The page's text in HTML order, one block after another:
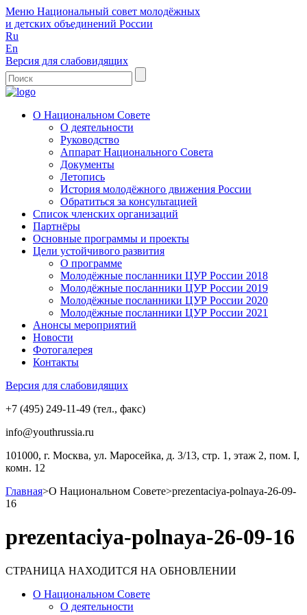
Меню Национальный совет молодёжных
и детских объединений России
Ru
En
Версия для слабовидящих
О Национальном Совете
О деятельности
Руководство
Аппарат Национального Совета
Документы
Летопись
История молодёжного движения России
Обратиться за консультацией
Список членских организаций
Партнёры
Основные программы и проекты
Цели устойчивого развития
О программе
Молодёжные посланники ЦУР России 2018
Молодёжные посланники ЦУР России 2019
Молодёжные посланники ЦУР России 2020
Молодёжные посланники ЦУР России 2021
Анонсы мероприятий
Новости
Фотогалерея
Контакты
Версия для слабовидящих
+7 (495) 249-11-49 (тел., факс)
info@youthrussia.ru
101000, г. Москва, ул. Маросейка, д. 3/13, стр. 1, этаж 2, пом. I,
комн. 12
Главная>О Национальном Совете>prezentaciya-polnaya-26-09-
16
prezentaciya-polnaya-26-09-16
СТРАНИЦА НАХОДИТСЯ НА ОБНОВЛЕНИИ
О Национальном Совете
О деятельности